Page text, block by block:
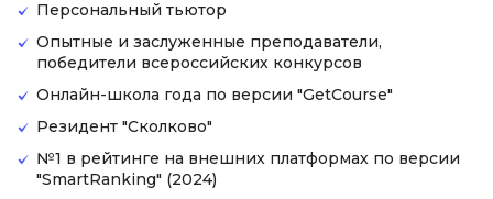
Персональный тьютор
Опытные и заслуженные преподаватели,
победители всероссийских конкурсов
Онлайн-школа года по версии "GetCourse"
Резидент "Сколково"
№1 в рейтинге на внешних платформах по версии
"SmartRanking" (2024)